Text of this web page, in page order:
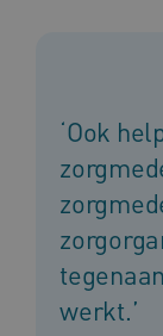
‘Ook
werkt.’